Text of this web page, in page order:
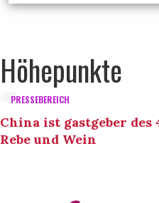
Höhepunkte
PRESSEBEREICH
China ist gastgeber des
Rebe und Wein